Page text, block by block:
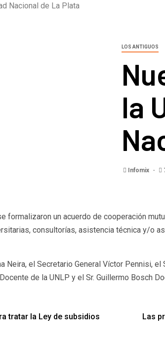
Nacional de La Plata
LOS ANTIGUOS
la
Infomix
formalizaron un acuerdo de cooperación
consultorías, asistencia técnica y/o
Neira, el Secretario General Víctor Pennisi,
de la UNLP y el Sr. Guillermo Bosch
tratar la Ley de subsidios
Las